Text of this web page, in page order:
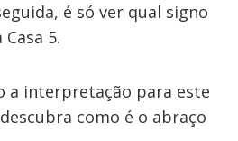
é só ver qual signo
5.
a interpretação para este
como é o abraço